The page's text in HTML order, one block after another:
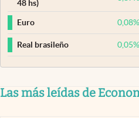
48 hs)
Euro 0,08%
Real brasileño 0,05%
Las más leídas de